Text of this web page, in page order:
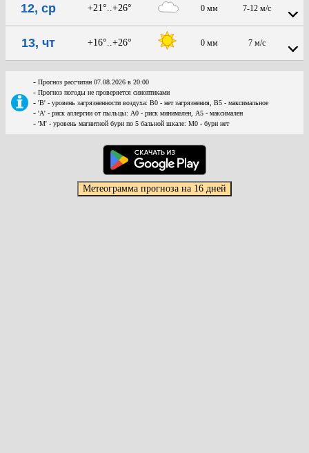
12, ср +21°..+26° 0 мм 7-12 м/с
13, чт +16°..+26° 0 мм 7 м/с
- Прогноз рассчитан 07.08.2026 в 20:00
- Прогноз погоды не проверяется синоптиками
- 'В' - уровень загрязненности воздуха: В0 - нет загрязнения, В5 - максимальное
- 'А' - риск аллергии от пыльцы: А0 - риск минимален, А5 - максимален
- 'М' - уровень магнитной бури по 5 бальной шкале: М0 - бури нет